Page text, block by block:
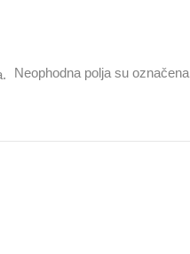
Neophodna polja su označena